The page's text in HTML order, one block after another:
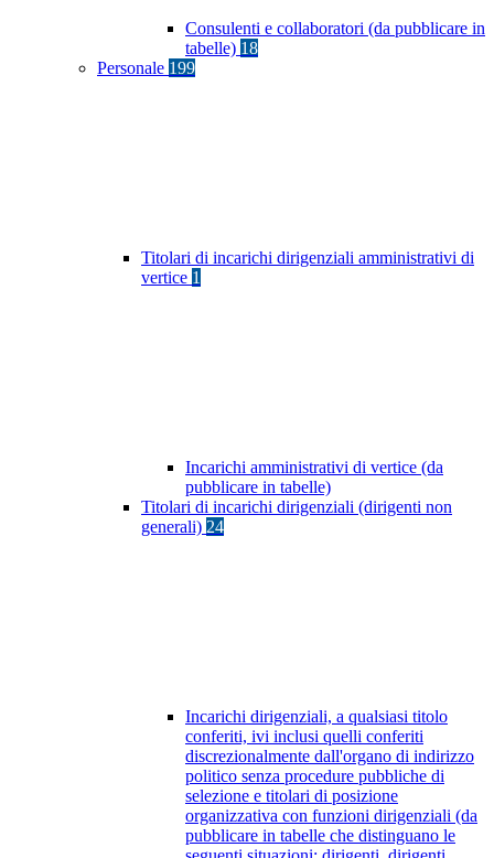
Consulenti e collaboratori (da pubblicare in
tabelle) 18
Personale 199
Titolari di incarichi dirigenziali amministrativi di
vertice 1
Incarichi amministrativi di vertice (da
pubblicare in tabelle)
Titolari di incarichi dirigenziali (dirigenti non
generali) 24
Incarichi dirigenziali, a qualsiasi titolo
conferiti, ivi inclusi quelli conferiti
discrezionalmente dall'organo di indirizzo
politico senza procedure pubbliche di
selezione e titolari di posizione
organizzativa con funzioni dirigenziali (da
pubblicare in tabelle che distinguano le